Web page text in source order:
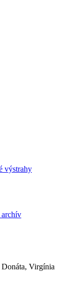
výstrahy
Virgínia